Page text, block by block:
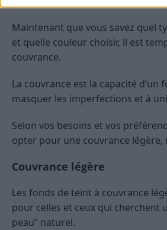
Maintenant que vous savez quel
et quelle couleur choisir, il est
couvrance.
La couvrance est la capacité d’un
masquer les imperfections et à
Selon vos besoins et vos
opter pour une couvrance légère,
Couvrance légère
Les fonds de teint à couvrance
pour celles et ceux qui cherchent
peau” naturel.